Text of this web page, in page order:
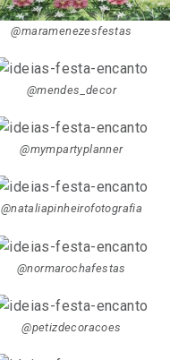
@maramenezesfestas
@mendes_decor
@mympartyplanner
@nataliapinheirofotografia
@normarochafestas
@petizdecoracoes